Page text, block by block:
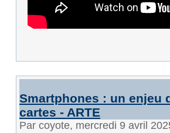
Smartphones : un enjeu
cartes - ARTE
Par coyote, mercredi 9 avril